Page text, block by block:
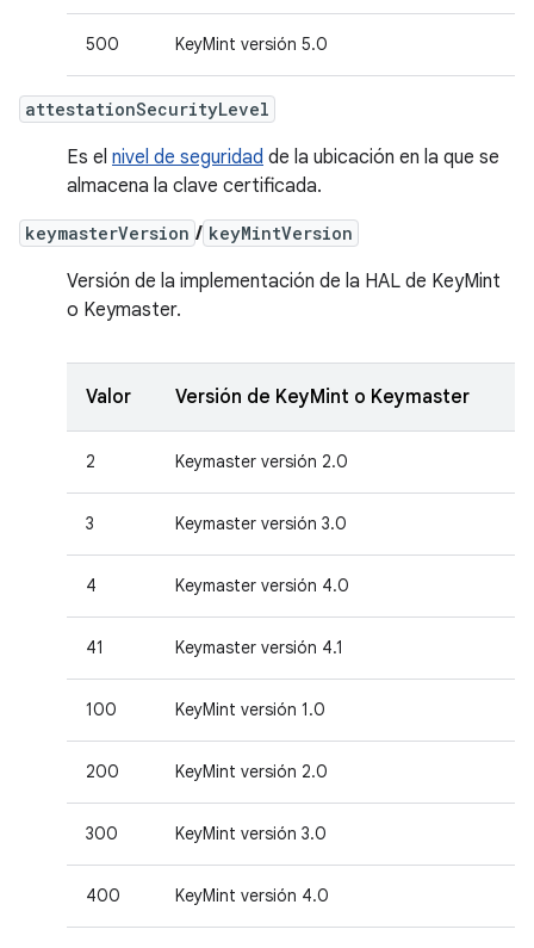
500 KeyMint versión 5.0
attestationSecurityLevel
Es el nivel de seguridad de la ubicación en la que se
almacena la clave certificada.
keymasterVersion / keyMintVersion
Versión de la implementación de la HAL de KeyMint
o Keymaster.
Valor Versión de KeyMint o Keymaster
2 Keymaster versión 2.0
3 Keymaster versión 3.0
4 Keymaster versión 4.0
41 Keymaster versión 4.1
100 KeyMint versión 1.0
200 KeyMint versión 2.0
300 KeyMint versión 3.0
400 KeyMint versión 4.0